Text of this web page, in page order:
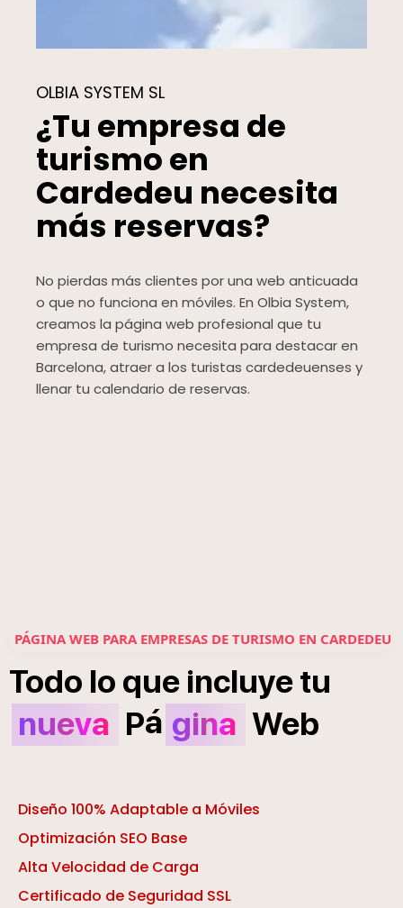
OLBIA SYSTEM SL
¿Tu empresa de
turismo en
Cardedeu necesita
más reservas?
No pierdas más clientes por una web anticuada
o que no funciona en móviles. En Olbia System,
creamos la página web profesional que tu
empresa de turismo necesita para destacar en
Barcelona, atraer a los turistas cardedeuenses y
llenar tu calendario de reservas.
PÁGINA WEB PARA EMPRESAS DE TURISMO EN CARDEDEU
Todo lo que incluyetu
nueva Pá gina Web
Diseño 100% Adaptable a Móviles
Optimización SEO Base
Alta Velocidad de Carga
Certificado de Seguridad SSL